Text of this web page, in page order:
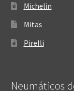
Michelin
Mitas
Pirelli
Neumáticos